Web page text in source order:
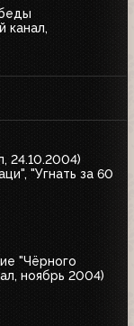
канал,
24.10.2004)
"Угнать за 60
"Чёрного
ноябрь 2004)